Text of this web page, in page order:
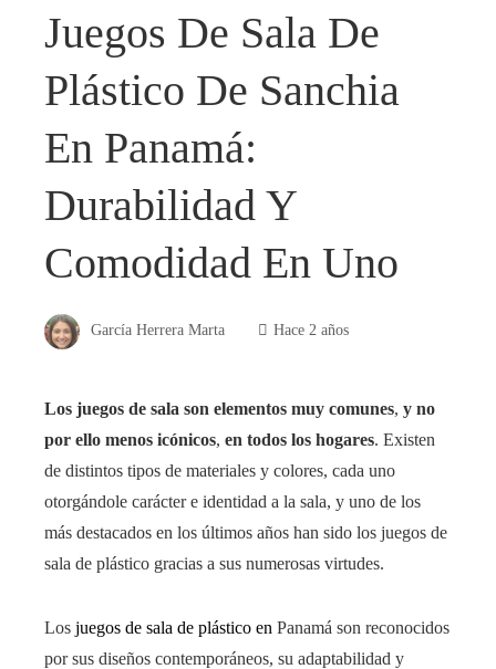
Juegos De Sala De
Plástico De Sanchia
En Panamá:
Durabilidad Y
Comodidad En Uno
García Herrera Marta Hace 2 años
Los juegos de sala son elementos muy comunes, y no
por ello menos icónicos, en todos los hogares. Existen
de distintos tipos de materiales y colores, cada uno
otorgándole carácter e identidad a la sala, y uno de los
más destacados en los últimos años han sido los juegos de
sala de plástico gracias a sus numerosas virtudes.
Los juegos de sala de plástico en Panamá son reconocidos
por sus diseños contemporáneos, su adaptabilidad y